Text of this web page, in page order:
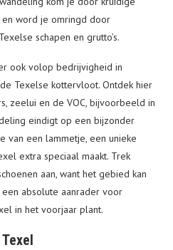
word je omringd door
schapen en grutto’s.
ook volop bedrijvigheid in
Texelse kottervloot. Ontdek hier
zeelui en de VOC, bijvoorbeeld in
eindigt op een bijzonder
van een lammetje, een unieke
extra speciaal maakt. Trek
aan, want het gebied kan
absolute aanrader voor
in het voorjaar plant.